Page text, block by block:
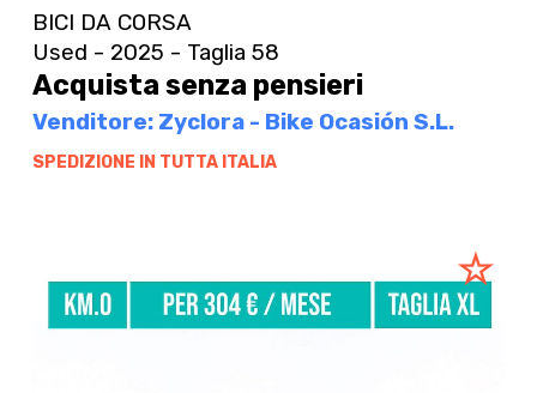
BICI DA CORSA
Used - 2025 - Taglia 58
Acquista senza pensieri
Venditore: Zyclora - Bike Ocasión S.L.
SPEDIZIONE IN TUTTA ITALIA